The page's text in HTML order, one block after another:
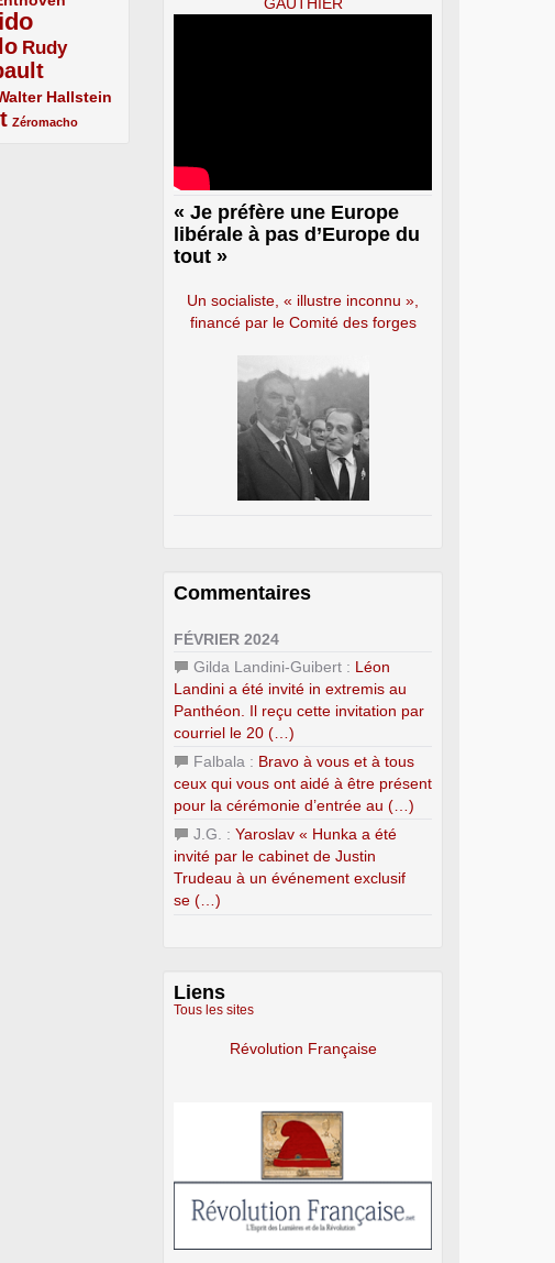
Rudy
Hallstein
Zéromacho
« Je préfère une Europe
libérale à pas d’Europe du
tout »
Un socialiste, « illustre inconnu »,
financé par le Comité des forges
Commentaires
FÉVRIER 2024
Gilda Landini-Guibert : Léon
Landini a été invité in extremis au
Panthéon. Il reçu cette invitation par
courriel le 20 (…)
Falbala : Bravo à vous et à tous
ceux qui vous ont aidé à être présent
pour la cérémonie d’entrée au (…)
J.G. : Yaroslav « Hunka a été
invité par le cabinet de Justin
Trudeau à un événement exclusif
se (…)
Liens
Tous les sites
Révolution Française